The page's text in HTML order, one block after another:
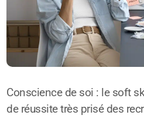
Conscience de soi : le soft
de réussite très prisé des